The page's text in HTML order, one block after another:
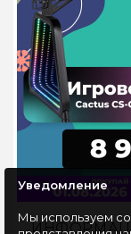
Уведомление
Мы используем